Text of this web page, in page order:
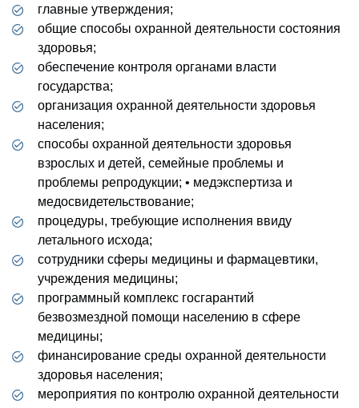
главные утверждения;
общие способы охранной деятельности состояния
здоровья;
обеспечение контроля органами власти
государства;
организация охранной деятельности здоровья
населения;
способы охранной деятельности здоровья
взрослых и детей, семейные проблемы и
проблемы репродукции; • медэкспертиза и
медосвидетельствование;
процедуры, требующие исполнения ввиду
летального исхода;
сотрудники сферы медицины и фармацевтики,
учреждения медицины;
программный комплекс госгарантий
безвозмездной помощи населению в сфере
медицины;
финансирование среды охранной деятельности
здоровья населения;
мероприятия по контролю охранной деятельности